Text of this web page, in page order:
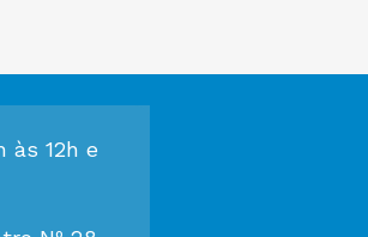
às 12h e